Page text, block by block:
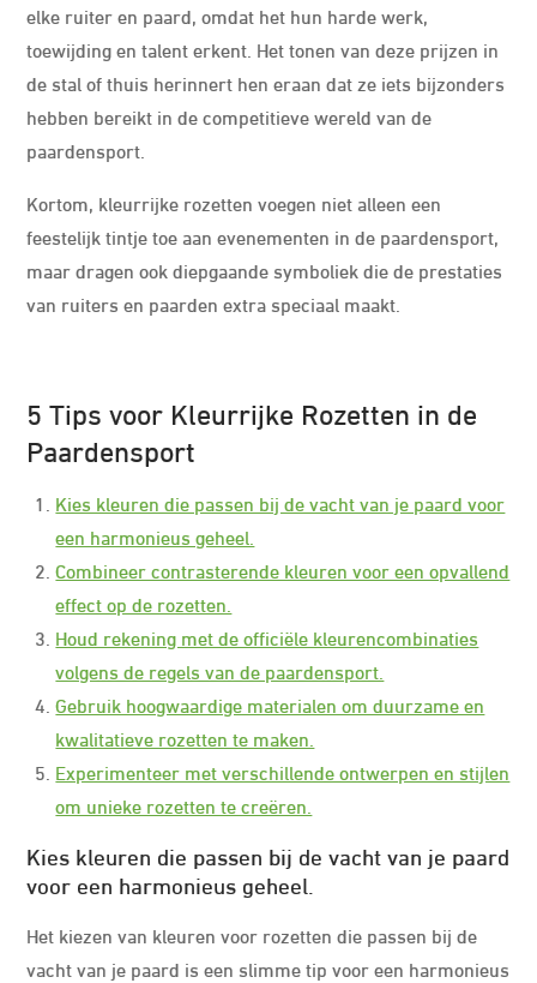
elke ruiter en paard, omdat het hun harde werk,
toewijding en talent erkent. Het tonen van deze prijzen in
de stal of thuis herinnert hen eraan dat ze iets bijzonders
hebben bereikt in de competitieve wereld van de
paardensport.
Kortom, kleurrijke rozetten voegen niet alleen een
feestelijk tintje toe aan evenementen in de paardensport,
maar dragen ook diepgaande symboliek die de prestaties
van ruiters en paarden extra speciaal maakt.
5 Tips voor Kleurrijke Rozetten in de
Paardensport
Kies kleuren die passen bij de vacht van je paard voor
een harmonieus geheel.
Combineer contrasterende kleuren voor een opvallend
effect op de rozetten.
Houd rekening met de officiële kleurencombinaties
volgens de regels van de paardensport.
Gebruik hoogwaardige materialen om duurzame en
kwalitatieve rozetten te maken.
Experimenteer met verschillende ontwerpen en stijlen
om unieke rozetten te creëren.
Kies kleuren die passen bij de vacht van je paard
voor een harmonieus geheel.
Het kiezen van kleuren voor rozetten die passen bij de
vacht van je paard is een slimme tip voor een harmonieus